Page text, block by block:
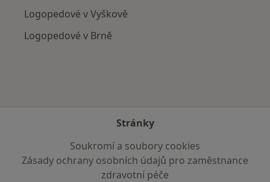
Logopedové v Vyškově
Logopedové v Brně
Stránky
Soukromí a soubory cookies
Zásady ochrany osobních údajů pro zaměstnance
zdravotní péče